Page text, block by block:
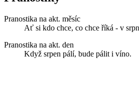
Pranostika na akt. měsíc
Ať si kdo chce, co chce říká - v
Pranostika na akt. den
Když srpen pálí, bude pálit i víno.